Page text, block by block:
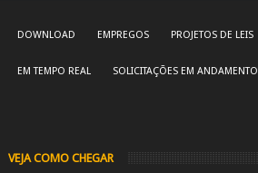
DOWNLOAD EMPREGOS PROJETOS DE LEIS
EM TEMPO REAL SOLICITAÇÕES EM ANDAMENTO
VEJA COMO CHEGAR